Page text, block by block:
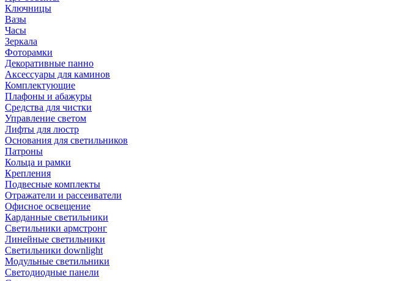
Ключницы
Вазы
Часы
Зеркала
Фоторамки
Декоративные панно
Аксессуары для каминов
Комплектующие
Плафоны и абажуры
Средства для чистки
Управление светом
Лифты для люстр
Основания для светильников
Патроны
Кольца и рамки
Крепления
Подвесные комплекты
Отражатели и рассеиватели
Офисное освещение
Карданные светильники
Светильники армстронг
Линейные светильники
Светильники downlight
Модульные светильники
Светодиодные панели